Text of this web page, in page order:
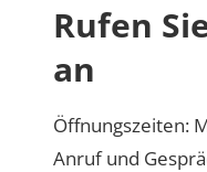
Rufen
an
Öffnungszeiten:
Anruf und